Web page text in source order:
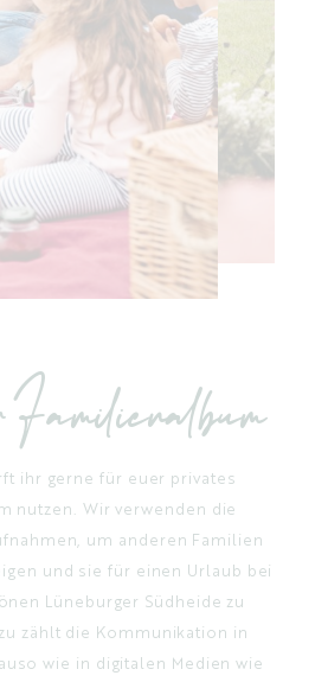
ihr gerne für euer privates
nutzen. Wir verwenden die
um anderen Familien
und sie für einen Urlaub bei
Lüneburger Südheide zu
zählt die Kommunikation in
wie in digitalen Medien wie